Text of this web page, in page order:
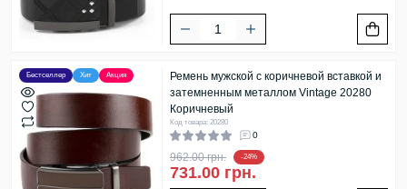
Бестселлер Хит Акция
Ремень мужской с коричневой вставкой и
затемненным металлом Vintage 20280
Коричневый
Код товара: 20280
0
962.00 грн. -24%
731.00 грн.